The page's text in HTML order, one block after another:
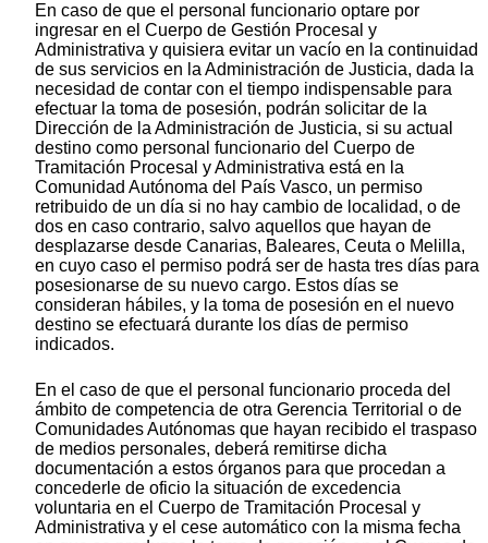
En caso de que el personal funcionario optare por
ingresar en el Cuerpo de Gestión Procesal y
Administrativa y quisiera evitar un vacío en la continuidad
de sus servicios en la Administración de Justicia, dada la
necesidad de contar con el tiempo indispensable para
efectuar la toma de posesión, podrán solicitar de la
Dirección de la Administración de Justicia, si su actual
destino como personal funcionario del Cuerpo de
Tramitación Procesal y Administrativa está en la
Comunidad Autónoma del País Vasco, un permiso
retribuido de un día si no hay cambio de localidad, o de
dos en caso contrario, salvo aquellos que hayan de
desplazarse desde Canarias, Baleares, Ceuta o Melilla,
en cuyo caso el permiso podrá ser de hasta tres días para
posesionarse de su nuevo cargo. Estos días se
consideran hábiles, y la toma de posesión en el nuevo
destino se efectuará durante los días de permiso
indicados.
En el caso de que el personal funcionario proceda del
ámbito de competencia de otra Gerencia Territorial o de
Comunidades Autónomas que hayan recibido el traspaso
de medios personales, deberá remitirse dicha
documentación a estos órganos para que procedan a
concederle de oficio la situación de excedencia
voluntaria en el Cuerpo de Tramitación Procesal y
Administrativa y el cese automático con la misma fecha